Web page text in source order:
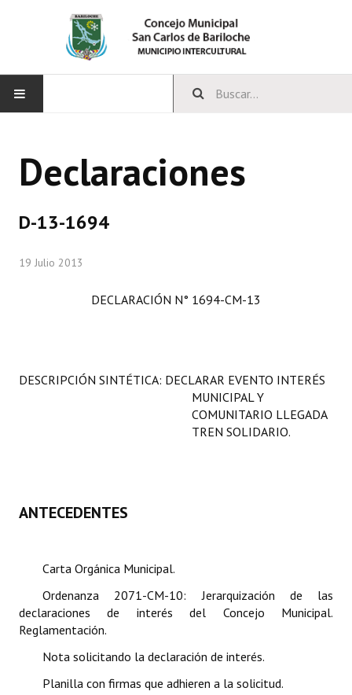
CONCEJO
Comisiones Especiales
Carta Orgánica 2007
Digesto
Organigrama
DOCUMENTOS
Declaraciones
D-13-1694
19 Julio 2013
DECLARACIÓN N° 1694-CM-13
DESCRIPCIÓN SINTÉTICA: DECLARAR EVENTO INTERÉS
MUNICIPAL Y
COMUNITARIO LLEGADA
TREN SOLIDARIO.
ANTECEDENTES
Carta Orgánica Municipal.
Ordenanza 2071-CM-10: Jerarquización de las
declaraciones de interés del Concejo Municipal.
Reglamentación.
Nota solicitando la declaración de interés.
Planilla con firmas que adhieren a la solicitud.